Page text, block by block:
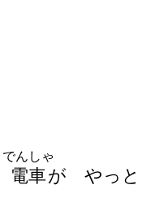
電車
でんしゃ
が やっと